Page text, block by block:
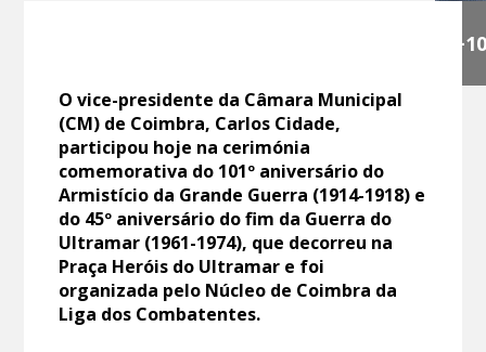
+10
O vice-presidente da Câmara Municipal
(CM) de Coimbra, Carlos Cidade,
participou hoje na cerimónia
comemorativa do 101º aniversário do
Armistício da Grande Guerra (1914-1918) e
do 45º aniversário do fim da Guerra do
Ultramar (1961-1974), que decorreu na
Praça Heróis do Ultramar e foi
organizada pelo Núcleo de Coimbra da
Liga dos Combatentes.